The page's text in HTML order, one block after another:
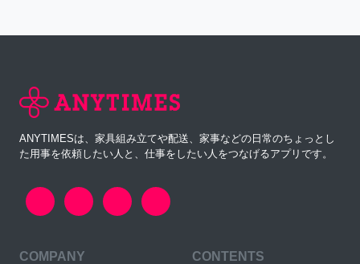
ANYTIMESは、家具組み立てや配送、家事などの日常のちょっとし
た用事を依頼したい人と、仕事をしたい人をつなげるアプリです。
COMPANY CONTENTS